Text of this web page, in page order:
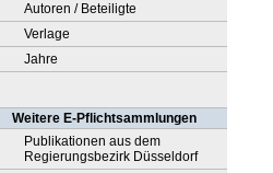
Autoren / Beteiligte
Verlage
Jahre
Weitere E-Pflichtsammlungen
Publikationen aus dem
Regierungsbezirk Düsseldorf